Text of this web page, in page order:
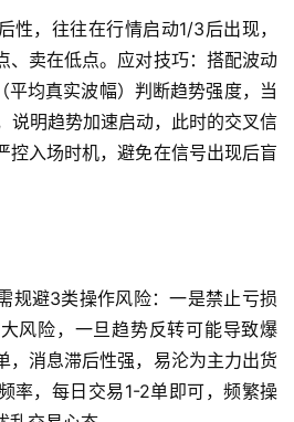
性，往往在行情启动1/3后出现，
、卖在低点。应对技巧：搭配波动
平均真实波幅）判断趋势强度，当
说明趋势加速启动，此时的交叉信
控入场时机，避免在信号出现后盲
规避3类操作风险：一是禁止亏损
风险，一旦趋势反转可能导致爆
，消息滞后性强，易沦为主力出货
率，每日交易1-2单即可，频繁操